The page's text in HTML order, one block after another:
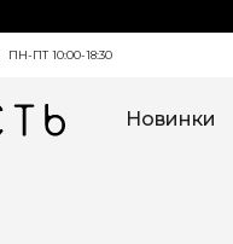
ПН-ПТ 10:00-18:30
Новинки